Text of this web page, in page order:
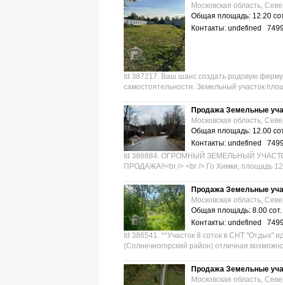
Московская область,
Общая площадь: 12.20
Контакты: undefined
Id 387217. Ваш шанс создать родовую
самостоятельности. Земельный участок
Продажа Земельные
Московская область,
Общая площадь: 12.00
Контакты: undefined
Id 386884. ОГРОМНЫЙ ЗЕМЕЛЬНЫЙ
ПРОДАЖА!!<br /> <br /> Го Химки, площадь
Продажа Земельные
Московская область,
Общая площадь: 8.00
Контакты: undefined
Id 386541. **Участок 8 соток в СНТ "Отдых"
(Солнечногорский район) отличная
Продажа Земельные
Московская область,